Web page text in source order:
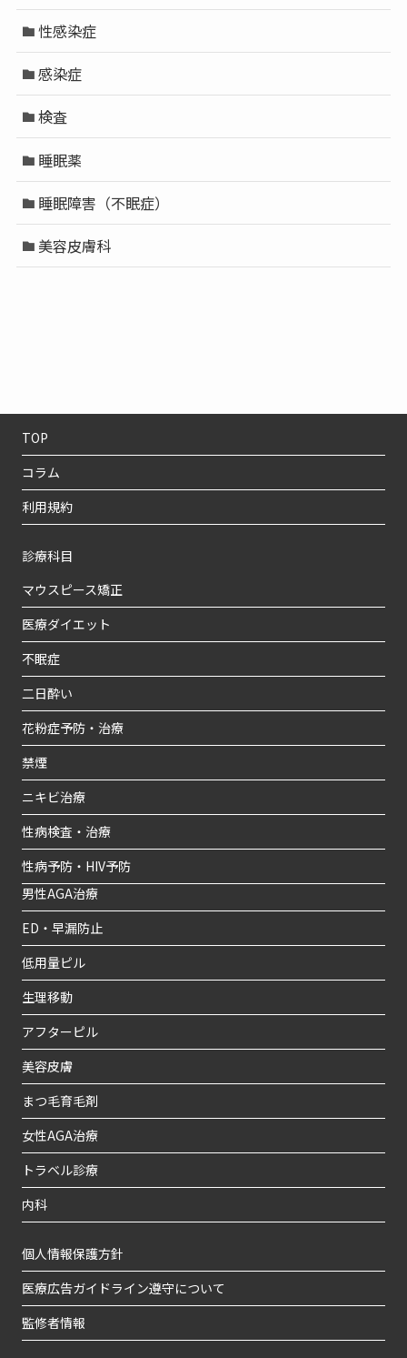
性感染症
感染症
検査
睡眠薬
睡眠障害（不眠症）
美容皮膚科
TOP
コラム
利用規約
診療科目
マウスピース矯正
医療ダイエット
不眠症
二日酔い
花粉症予防・治療
禁煙
ニキビ治療
性病検査・治療
性病予防・HIV予防
男性AGA治療
ED・早漏防止
低用量ピル
生理移動
アフターピル
美容皮膚
まつ毛育毛剤
女性AGA治療
トラベル診療
内科
個人情報保護方針
医療広告ガイドライン遵守について
監修者情報